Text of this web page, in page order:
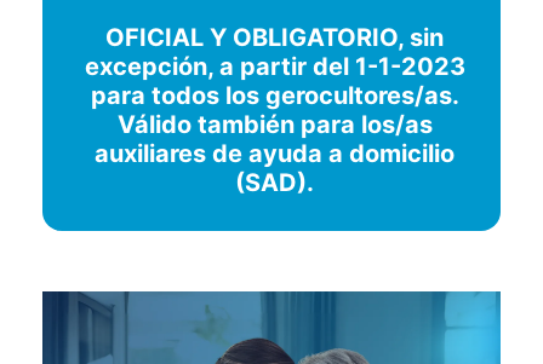
OFICIAL Y OBLIGATORIO, sin
excepción, a partir del 1-1-2023
para todos los gerocultores/as.
Válido también para los/as
auxiliares de ayuda a domicilio
(SAD).